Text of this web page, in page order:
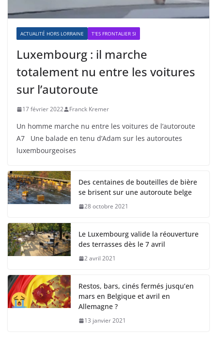
ACTUALITÉ HORS LORRAINE T'ES FRONTALIER SI
Luxembourg : il marche
totalement nu entre les voitures
sur l’autoroute
17 février 2022 Franck Kremer
Un homme marche nu entre les voitures de l’autoroute
A7 Une balade en tenu d’Adam sur les autoroutes
luxembourgeoises
Des centaines de bouteilles de bière
se brisent sur une autoroute belge
28 octobre 2021
Le Luxembourg valide la réouverture
des terrasses dès le 7 avril
2 avril 2021
Restos, bars, cinés fermés jusqu’en
mars en Belgique et avril en
Allemagne ?
13 janvier 2021